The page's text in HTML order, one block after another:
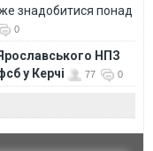
знадобитися понад
0
НПЗ
у Керчі
77 0